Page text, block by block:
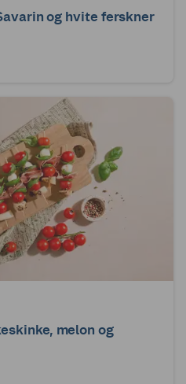
og hvite ferskner
melon og